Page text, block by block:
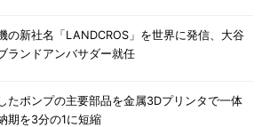
の新社名「LANDCROS」を世界に発信、大谷
ランドアンバサダー就任
たポンプの主要部品を金属3Dプリンタで一体
期を3分の1に短縮